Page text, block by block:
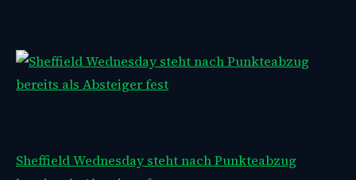
Sheffield Wednesday steht nach Punkteabzug